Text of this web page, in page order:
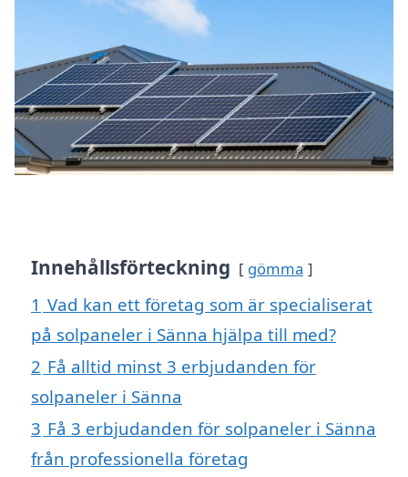
Innehållsförteckning gömma
1 Vad kan ett företag som är specialiserat
på solpaneler i Sänna hjälpa till med?
2 Få alltid minst 3 erbjudanden för
solpaneler i Sänna
3 Få 3 erbjudanden för solpaneler i Sänna
från professionella företag